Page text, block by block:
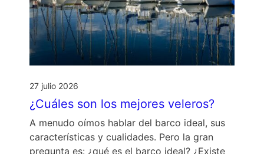
27 julio 2026
¿Cuáles son los mejores veleros?
A menudo oímos hablar del barco ideal, sus
características y cualidades. Pero la gran
pregunta es: ¿qué es el barco ideal? ¿Existe